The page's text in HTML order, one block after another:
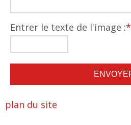
Entrer le texte de l'image :*
plan du site